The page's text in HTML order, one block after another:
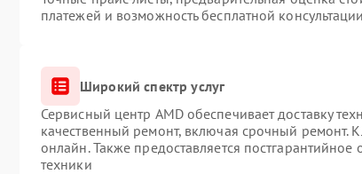
платежей и возможность бесплатной
Широкий спектр услуг
Сервисный центр AMD обеспечивает доставку
качественный ремонт, включая срочный ремонт.
онлайн. Также предоставляется
техники